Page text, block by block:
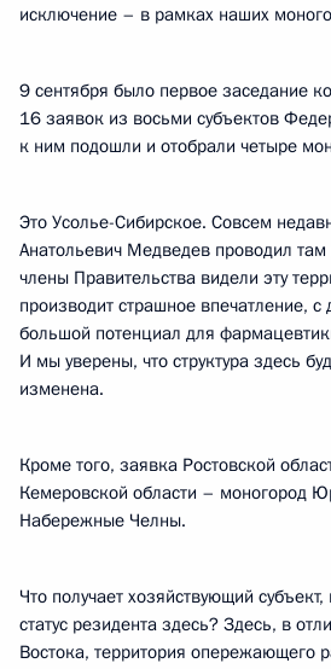
исключение – в рамках наших
9 сентября было первое заседание
16 заявок из восьми субъектов
к ним подошли и отобрали четыре
Это Усолье-Сибирское. Совсем
Анатольевич Медведев проводил
члены Правительства видели эту
производит страшное впечатление, с
большой потенциал для
И мы уверены, что структура здесь
изменена.
Кроме того, заявка Ростовской
Кемеровской области – моногород
Набережные Челны.
Что получает хозяйствующий
статус резидента здесь? Здесь, в
Востока, территория опережающего